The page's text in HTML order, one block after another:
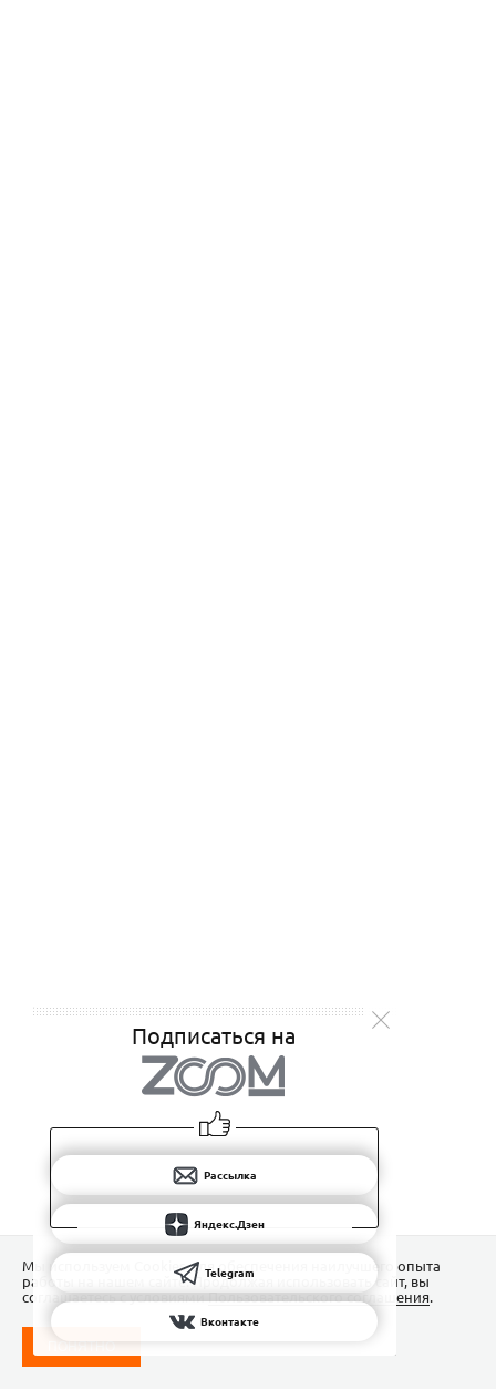
Подписаться на
Рассылка
Яндекс.Дзен
Telegram
Вконтакте
Мы используем Сookies для обеспечения наилучшего опыта
работы на нашем сайте. Продолжая использовать сайт, вы
соглашаетесь с условиямиПользовательского соглашения.
ПОНЯТНО